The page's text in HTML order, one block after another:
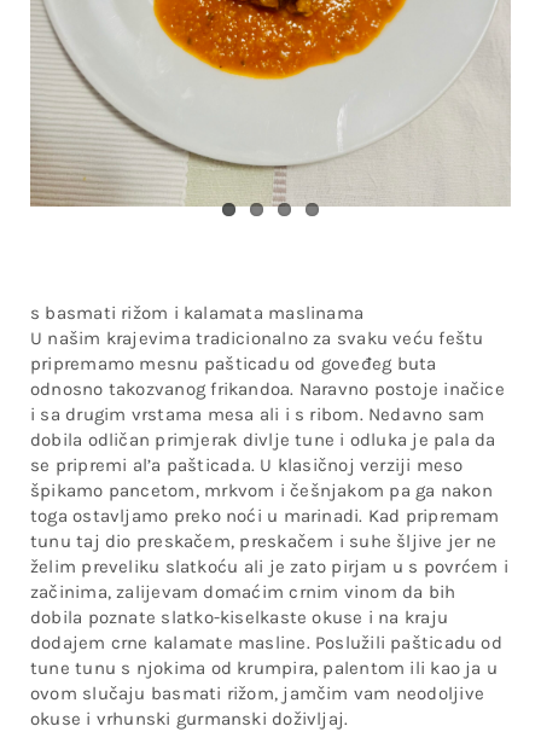
s basmati rižom i kalamata maslinama
U našim krajevima tradicionalno za svaku veću feštu
pripremamo mesnu pašticadu od goveđeg buta
odnosno takozvanog frikandoa. Naravno postoje inačice
i sa drugim vrstama mesa ali i s ribom. Nedavno sam
dobila odličan primjerak divlje tune i odluka je pala da
se pripremi al’a pašticada. U klasičnoj verziji meso
špikamo pancetom, mrkvom i češnjakom pa ga nakon
toga ostavljamo preko noći u marinadi. Kad pripremam
tunu taj dio preskačem, preskačem i suhe šljive jer ne
želim preveliku slatkoću ali je zato pirjam u s povrćem i
začinima, zalijevam domaćim crnim vinom da bih
dobila poznate slatko-kiselkaste okuse i na kraju
dodajem crne kalamate masline. Poslužili pašticadu od
tune tunu s njokima od krumpira, palentom ili kao ja u
ovom slučaju basmati rižom, jamčim vam neodoljive
okuse i vrhunski gurmanski doživljaj.